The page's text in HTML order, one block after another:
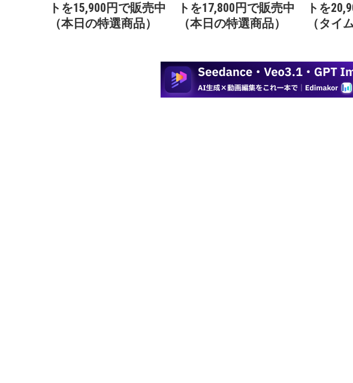
トを15,900円で販売中
（本日の特選商品）
トを17,800円で販売中
（本日の特選商品）
トを
（タイ